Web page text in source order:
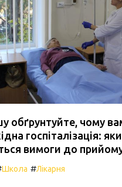
обґрунтуйте, чому
госпіталізація:
вимоги до
Школа #Лікарня